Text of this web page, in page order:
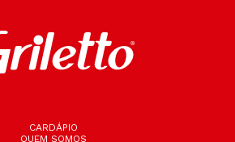
CARDÁPIO
QUEM SOMOS